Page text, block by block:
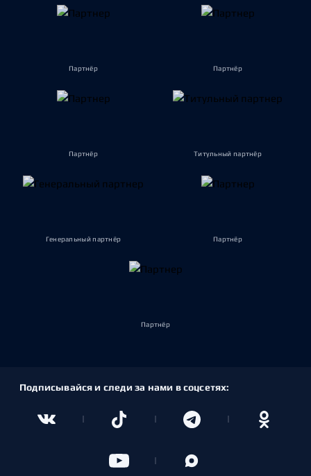
Партнёр Партнёр
Партнёр Титульный партнёр
Генеральный партнёр Партнёр
Партнёр
Подписывайся и следи за нами в соцсетях: